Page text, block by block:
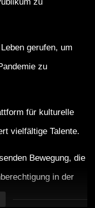
gerufen, um
zu
für kulturelle
vielfältige Talente.
Bewegung, die
in der